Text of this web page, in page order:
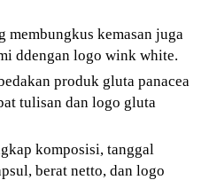
membungkus kemasan juga
ddengan logo wink white.
produk gluta panacea
tulisan dan logo gluta
komposisi, tanggal
berat netto, dan logo